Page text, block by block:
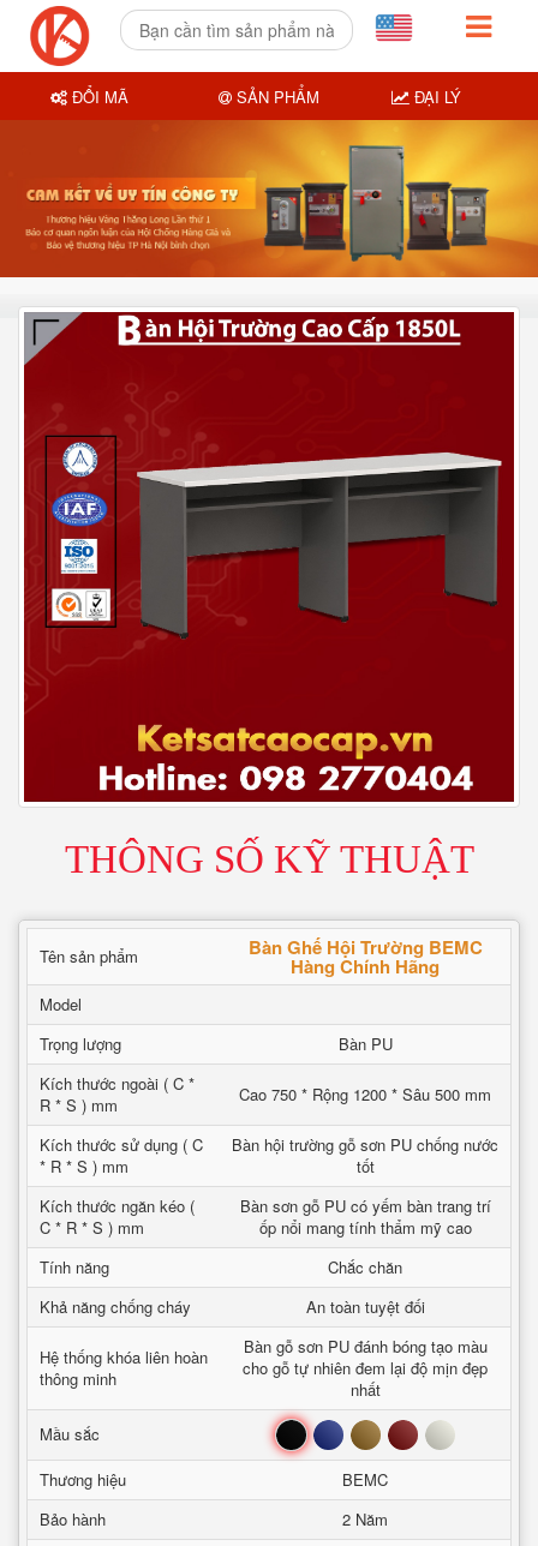
THÔNG SỐ KỸ THUẬT
Tên sản phẩm Bàn Ghế Hội Trường BEMC
Hàng Chính Hãng
Model
Trọng lượng
Bàn PU
Kích thước ngoài ( C *
R * S ) mm
Cao 750 * Rộng 1200 * Sâu 500 mm
Kích thước sử dụng ( C
* R * S ) mm
Bàn hội trường gỗ sơn PU chống nước
tốt
Kích thước ngăn kéo (
C * R * S ) mm
Bàn sơn gỗ PU có yếm bàn trang trí
ốp nổi mang tính thẩm mỹ cao
Tính năng
Chắc chăn
Khả năng chống cháy
An toàn tuyệt đối
Hệ thống khóa liên hoàn
thông minh
Bàn gỗ sơn PU đánh bóng tạo màu
cho gỗ tự nhiên đem lại độ mịn đẹp
nhất
Mầu sắc
Đen Xanh Nâu Đỏ Trắng
Thương hiệu
BEMC
Bảo hành
2 Năm
ĐỔI MÃ SẢN PHẨM ĐẠI LÝ